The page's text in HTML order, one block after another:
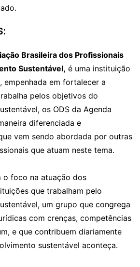
Brasileira dos Profissionais
Sustentável, é uma instituição
empenhada em fortalecer a
pelos objetivos do
os ODS da Agenda
diferenciada e
vem sendo abordada por outras
que atuam neste tema.
o foco na atuação dos
que trabalham pelo
um grupo que congrega
com crenças, competências
e que contribuem diariamente
sustentável aconteça.